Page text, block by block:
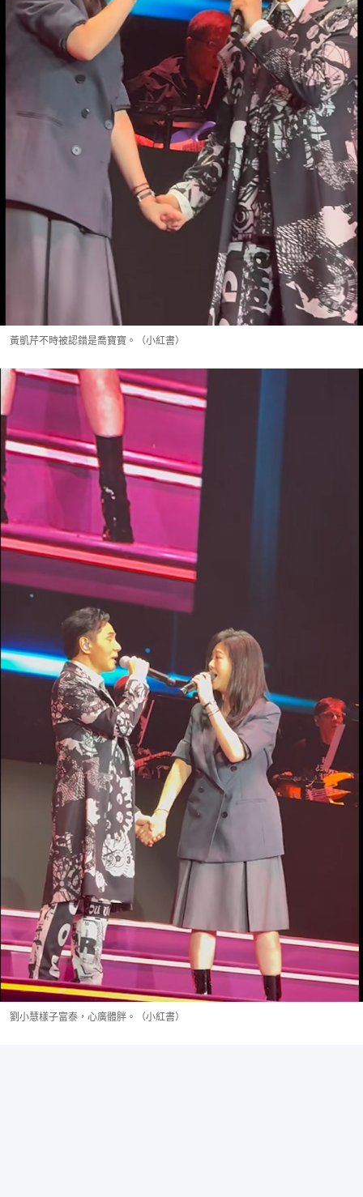
黃凱芹不時被認錯是喬寶寶。（小紅書）
劉小慧樣子富泰，心廣體胖。（小紅書）